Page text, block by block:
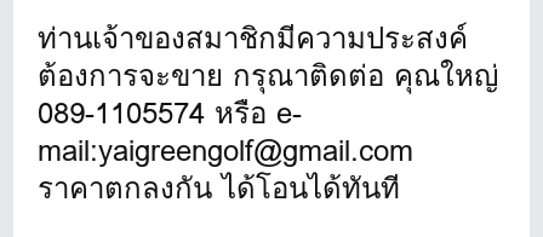
ท่านเจ้าของสมาชิกมีความประสงค์
ต้องการจะขาย กรุณาติดต่อ คุณใหญ่
089-1105574 หรือ e-
mail:yaigreengolf@gmail.com
ราคาตกลงกัน ได้โอนได้ทันที